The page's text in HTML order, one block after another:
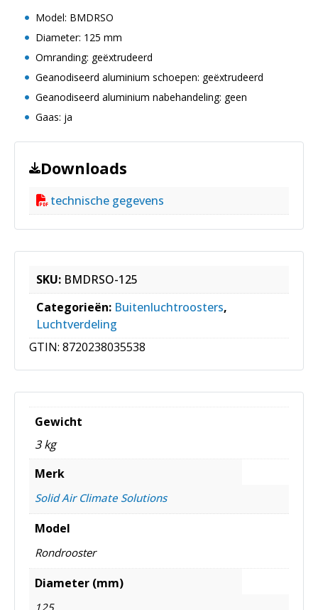
Model: BMDRSO
Diameter: 125 mm
Omranding: geëxtrudeerd
Geanodiseerd aluminium schoepen: geëxtrudeerd
Geanodiseerd aluminium nabehandeling: geen
Gaas: ja
Downloads
technische gegevens
SKU: BMDRSO-125
Categorieën: Buitenluchtroosters,
Luchtverdeling
GTIN: 8720238035538
Gewicht
3 kg
Merk
Solid Air Climate Solutions
Model
Rondrooster
Diameter (mm)
125